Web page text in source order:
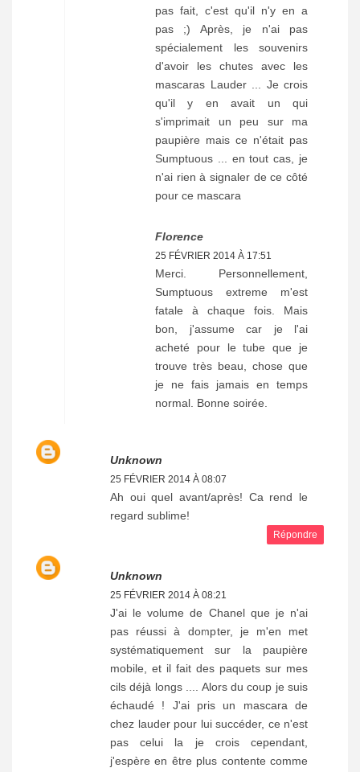
pas fait, c'est qu'il n'y en a
pas ;) Après, je n'ai pas
spécialement les souvenirs
d'avoir les chutes avec les
mascaras Lauder ... Je crois
qu'il y en avait un qui
s'imprimait un peu sur ma
paupière mais ce n'était pas
Sumptuous ... en tout cas, je
n'ai rien à signaler de ce côté
pour ce mascara
Florence
25 FÉVRIER 2014 À 17:51
Merci. Personnellement,
Sumptuous extreme m'est
fatale à chaque fois. Mais
bon, j'assume car je l'ai
acheté pour le tube que je
trouve très beau, chose que
je ne fais jamais en temps
normal. Bonne soirée.
Unknown
25 FÉVRIER 2014 À 08:07
Ah oui quel avant/après! Ca rend le
regard sublime!
Répondre
Unknown
25 FÉVRIER 2014 À 08:21
J'ai le volume de Chanel que je n'ai
pas réussi à dompter, je m'en met
systématiquement sur la paupière
mobile, et il fait des paquets sur mes
cils déjà longs .... Alors du coup je suis
échaudé ! J'ai pris un mascara de
chez lauder pour lui succéder, ce n'est
pas celui la je crois cependant,
j'espère en être plus contente comme